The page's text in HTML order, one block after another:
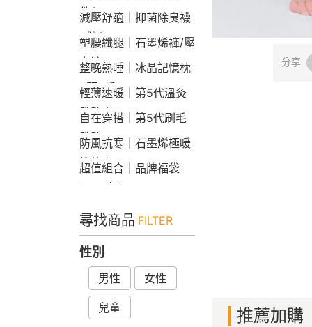
件$790
減壓舒適｜抑菌除臭襪
3雙$660
塑腰纖腿｜石墨烯褲/壓
力褲
整晚熟睡｜冰晶記憶枕
2顆9折
輕薄速暖｜第5代溫灸
發熱衣
自在穿搭｜第5代刷毛
發熱Bra T
防風抗寒｜石墨烯極暖
衝鋒衣
超值組合｜品牌福袋
$599起
尋找商品 FILTER
性別
男性 女性
兒童
分享
推薦加購